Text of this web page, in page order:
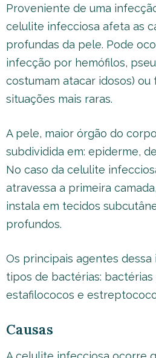
Proveniente de uma
celulite infecciosa afeta as
profundas da pele. Pode
infecção por hemófilos,
costumam atacar idosos) ou
situações mais raras.
A pele, maior órgão do
subdividida em: epiderme,
No caso da celulite
atravessa a primeira
instala em tecidos
profundos.
Os principais agentes dessa
tipos de bactérias:
estafilococos e
Causas